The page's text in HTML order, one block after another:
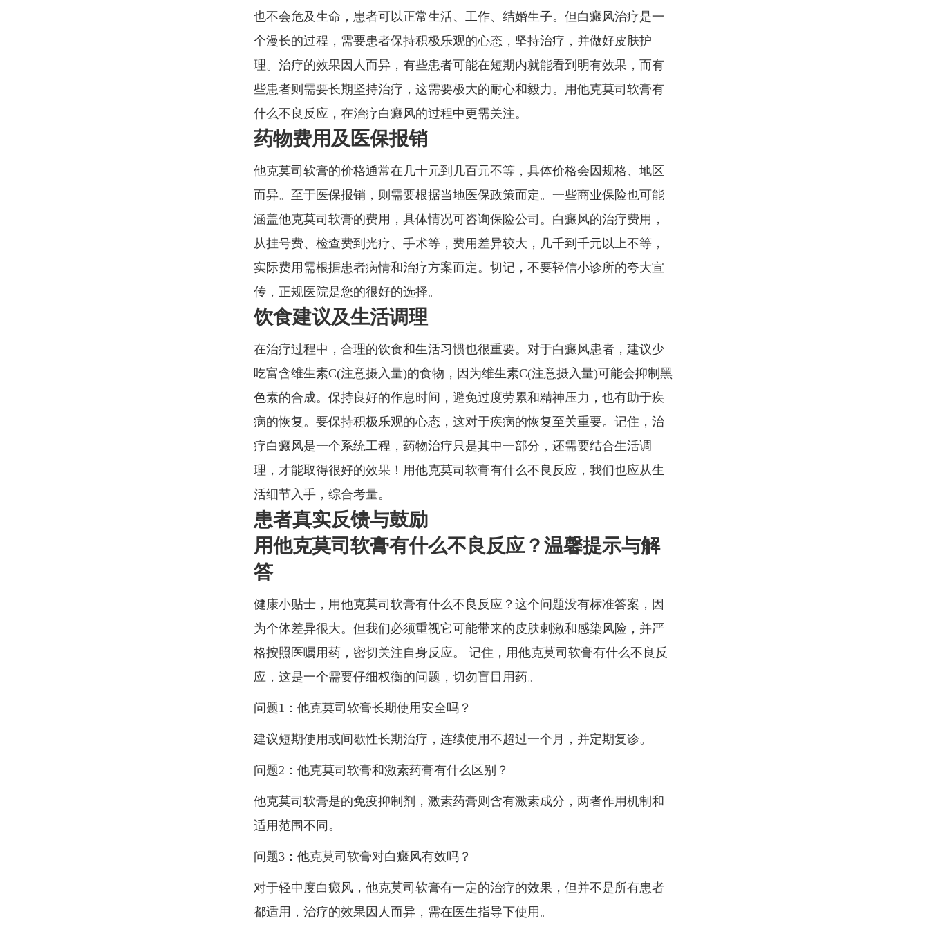
也不会危及生命，患者可以正常生活、工作、结婚生子。但白癜风治疗是一
个漫长的过程，需要患者保持积极乐观的心态，坚持治疗，并做好皮肤护
理。治疗的效果因人而异，有些患者可能在短期内就能看到明有效果，而有
些患者则需要长期坚持治疗，这需要极大的耐心和毅力。用他克莫司软膏有
什么不良反应，在治疗白癜风的过程中更需关注。
药物费用及医保报销
他克莫司软膏的价格通常在几十元到几百元不等，具体价格会因规格、地区
而异。至于医保报销，则需要根据当地医保政策而定。一些商业保险也可能
涵盖他克莫司软膏的费用，具体情况可咨询保险公司。白癜风的治疗费用，
从挂号费、检查费到光疗、手术等，费用差异较大，几千到千元以上不等，
实际费用需根据患者病情和治疗方案而定。切记，不要轻信小诊所的夸大宣
传，正规医院是您的很好的选择。
饮食建议及生活调理
在治疗过程中，合理的饮食和生活习惯也很重要。对于白癜风患者，建议少
吃富含维生素C(注意摄入量)的食物，因为维生素C(注意摄入量)可能会抑制黑
色素的合成。保持良好的作息时间，避免过度劳累和精神压力，也有助于疾
病的恢复。要保持积极乐观的心态，这对于疾病的恢复至关重要。记住，治
疗白癜风是一个系统工程，药物治疗只是其中一部分，还需要结合生活调
理，才能取得很好的效果！用他克莫司软膏有什么不良反应，我们也应从生
活细节入手，综合考量。
患者真实反馈与鼓励
用他克莫司软膏有什么不良反应？温馨提示与解
答
健康小贴士，用他克莫司软膏有什么不良反应？这个问题没有标准答案，因
为个体差异很大。但我们必须重视它可能带来的皮肤刺激和感染风险，并严
格按照医嘱用药，密切关注自身反应。 记住，用他克莫司软膏有什么不良反
应，这是一个需要仔细权衡的问题，切勿盲目用药。
问题1：他克莫司软膏长期使用安全吗？
建议短期使用或间歇性长期治疗，连续使用不超过一个月，并定期复诊。
问题2：他克莫司软膏和激素药膏有什么区别？
他克莫司软膏是的免疫抑制剂，激素药膏则含有激素成分，两者作用机制和
适用范围不同。
问题3：他克莫司软膏对白癜风有效吗？
对于轻中度白癜风，他克莫司软膏有一定的治疗的效果，但并不是所有患者
都适用，治疗的效果因人而异，需在医生指导下使用。